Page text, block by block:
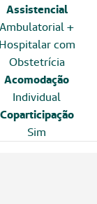
Assistencial
Ambulatorial +
Hospitalar com
Obstetrícia
Acomodação
Individual
Coparticipação
Sim